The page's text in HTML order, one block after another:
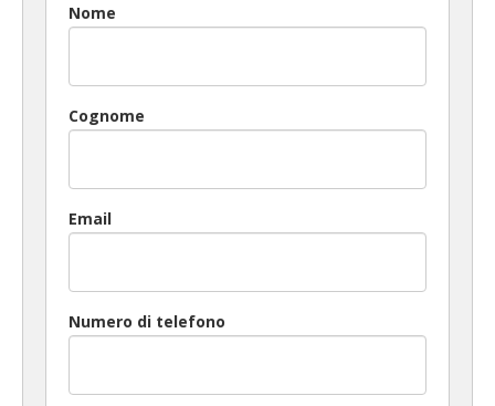
Nome
Cognome
Email
Numero di telefono